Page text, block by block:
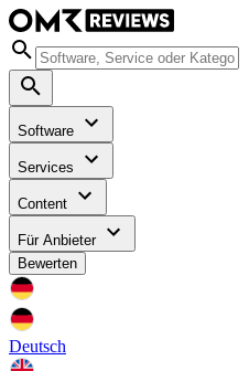
Software
Services
Content
Für Anbieter
Bewerten
Deutsch